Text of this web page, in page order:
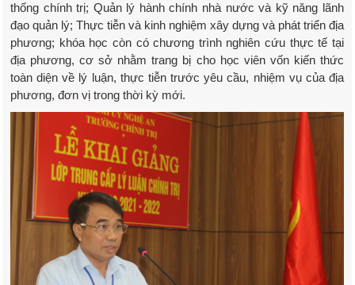
thống chính trị; Quản lý hành chính nhà nước và kỹ năng lãnh
đạo quản lý; Thực tiễn và kinh nghiệm xây dựng và phát triển địa
phương; khóa học còn có chương trình nghiên cứu thực tế tại
địa phương, cơ sở nhằm trang bị cho học viên vốn kiến thức
toàn diện về lý luận, thực tiễn trước yêu cầu, nhiệm vụ của địa
phương, đơn vị trong thời kỳ mới.